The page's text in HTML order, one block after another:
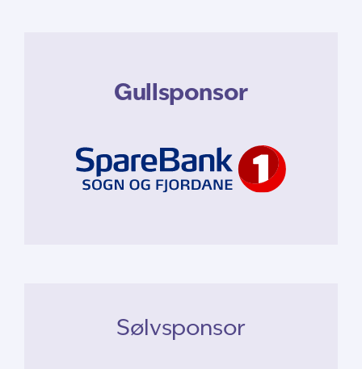
Gullsponsor
Sølvsponsor